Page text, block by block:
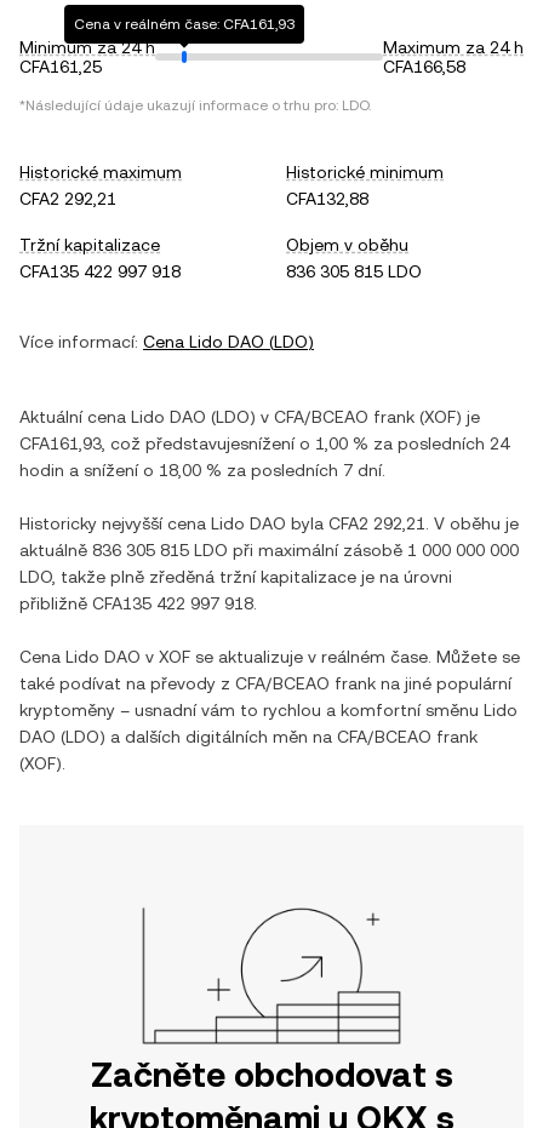
Minimum za 24 h
CFA161,25
Cena v reálném čase: CFA161,93
Maximum za 24 h
CFA166,58
*Následující údaje ukazují informace o trhu pro: LDO.
Historické maximum
CFA2 292,21
Historické minimum
CFA132,88
Tržní kapitalizace
CFA135 422 997 918
Objem v oběhu
836 305 815 LDO
Více informací: Cena Lido DAO (LDO)
Aktuální cena Lido DAO (LDO) v CFA/BCEAO frank (XOF) je
CFA161,93 , což představujesníženío 1,00 % za posledních 24
hodin a sníženío 18,00 % za posledních 7 dní.
Historicky nejvyšší cena Lido DAO byla CFA2 292,21
. V oběhu je
aktuálně 836 305 815 LDO při maximální zásobě 1 000 000 000
LDO , takže plně zředěná tržní kapitalizace je na úrovni
přibližně CFA135 422 997 918
Cena Lido DAO v XOF se aktualizuje v reálném čase. Můžete se
také podívat na převody z CFA/BCEAO frank na jiné populární
kryptoměny – usnadní vám to rychlou a komfortní směnu Lido
DAO (LDO) a dalších digitálních měn na CFA/BCEAO frank
(XOF).
Začněte obchodovat s
kryptoměnami u OKX s